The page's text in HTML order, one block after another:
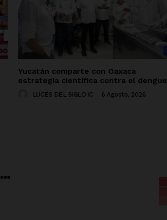
Yucatán comparte con Oaxaca
estrategia científica contra el dengue
LUCES DEL SIGLO IC - 6 Agosto, 2026